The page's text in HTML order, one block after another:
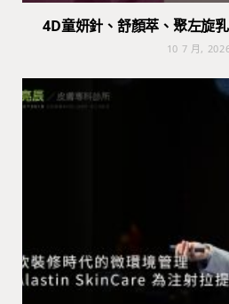
4D童妍針、舒顏萃、聚左旋
10 7 月,